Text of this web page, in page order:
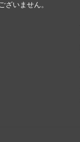
ざいません。